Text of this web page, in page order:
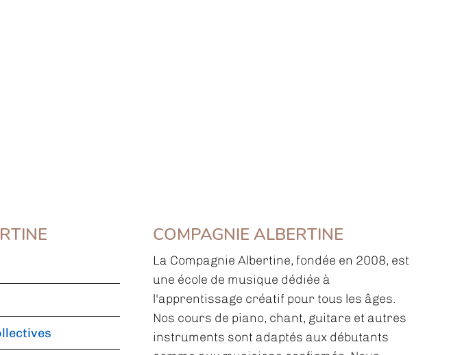
COMPAGNIE ALBERTINE
La Compagnie Albertine, fondée en 2008, est
une école de musique dédiée à
l'apprentissage créatif pour tous les âges.
Nos cours de piano, chant, guitare et autres
instruments sont adaptés aux débutants